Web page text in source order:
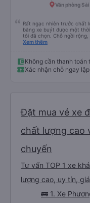
Văn phòng
Rất ngạc nhiên trước chất
bằng xe buýt được một
tôi đã chọn. Chỗ ngồi
năng nằm. (Bạn có thể
Xem thêm
Không cần thanh toán
Xác nhận chỗ ngay
Đặt mua vé xe
chất lượng cao
chuyến
Tư vấn TOP 1 xe
lượng cao, uy tín,
🚌 1. Xe